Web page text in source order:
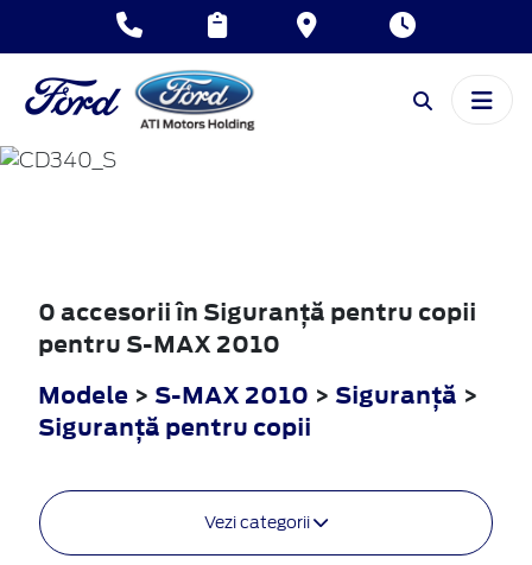
S-MAX
0 accesorii în Siguranţă pentru copii
pentru S-MAX 2010
Modele > S-MAX 2010 > Siguranţă >
Siguranţă pentru copii
Vezi categorii